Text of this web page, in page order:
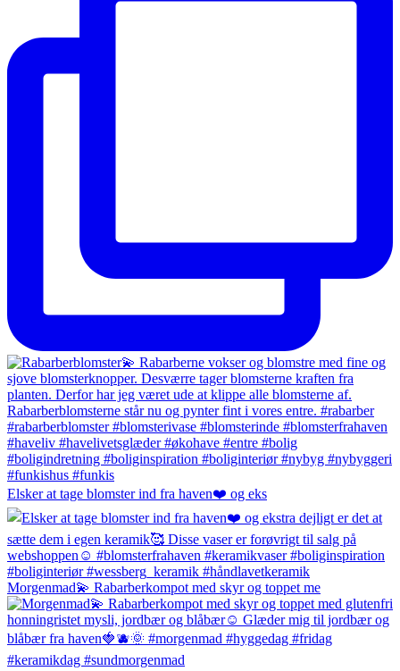
Elsker at tage blomster ind fra haven❤️ og eks
Morgenmad💫 Rabarberkompot med skyr og toppet me